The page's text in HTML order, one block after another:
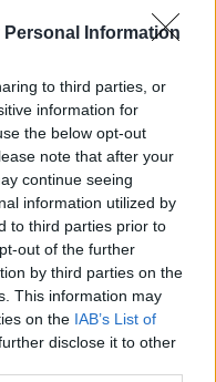
Personal Information
to third parties, or
information for
the below opt-out
note that after your
continue seeing
information utilized by
to third parties prior to
out of the further
by third parties on the
This information may
on the IAB’s List of
disclose it to other
години
в